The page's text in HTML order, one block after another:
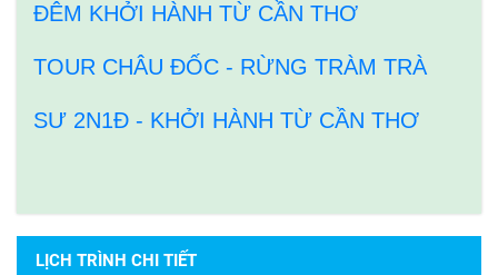
ĐÊM KHỞI HÀNH TỪ CẦN THƠ
TOUR CHÂU ĐỐC - RỪNG TRÀM TRÀ
SƯ 2N1Đ - KHỞI HÀNH TỪ CẦN THƠ
LỊCH TRÌNH CHI TIẾT